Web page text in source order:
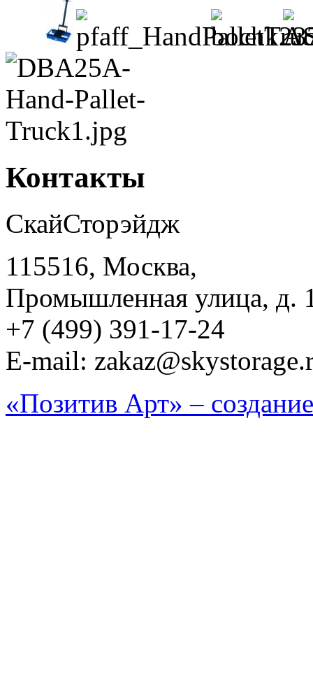
Контакты
СкайСторэйдж
115516, Москва,
Промышленная улица, д.
+7 (499) 391-17-24
E-mail:
«Позитив Арт» –